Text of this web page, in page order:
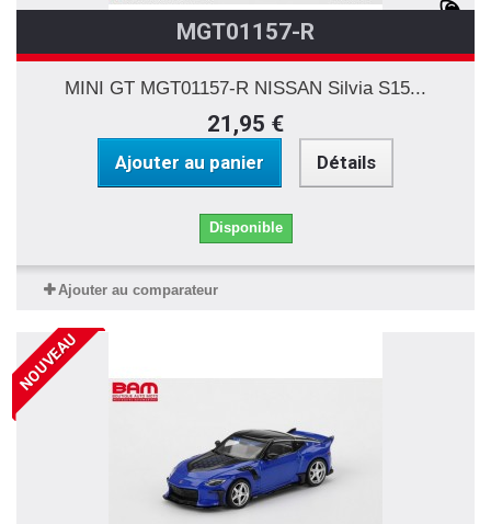
MGT01157-R
MINI GT MGT01157-R NISSAN Silvia S15...
21,95 €
Ajouter au panier Détails
Disponible
Ajouter au comparateur
NOUVEAU